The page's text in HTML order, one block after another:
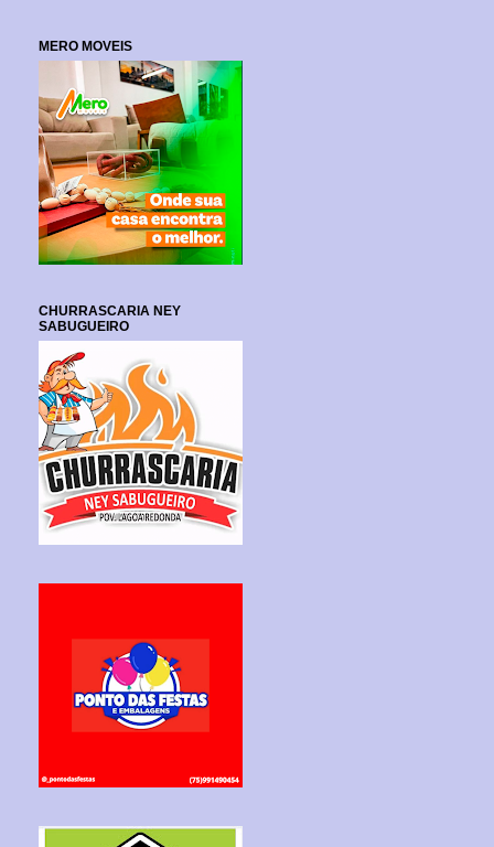
MERO MOVEIS
CHURRASCARIA NEY
SABUGUEIRO